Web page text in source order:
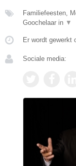
Familiefeesten,
Goochelaar in ▼
Er wordt gewerkt
Sociale media: